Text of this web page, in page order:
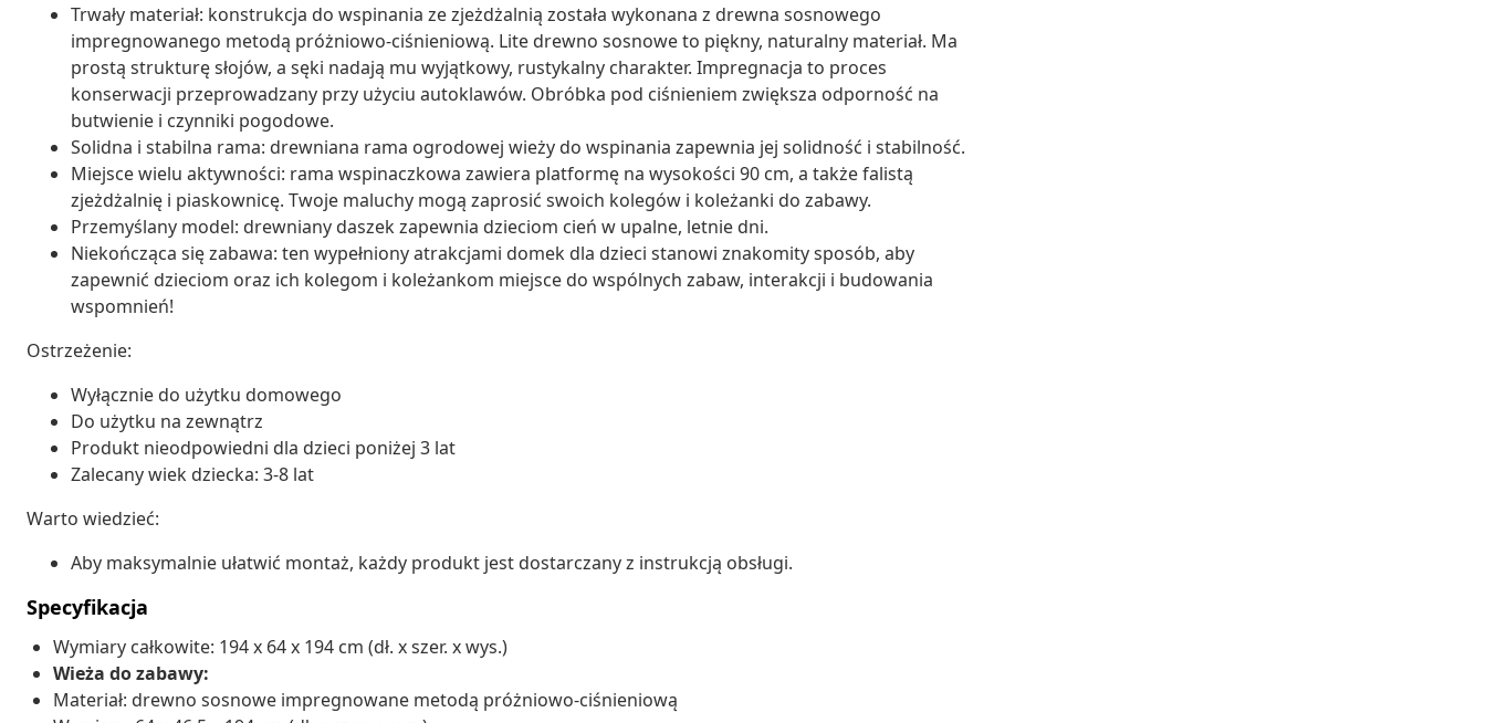
Trwały materiał: konstrukcja do wspinania ze zjeżdżalnią została wykonana z drewna sosnowego
impregnowanego metodą próżniowo-ciśnieniową. Lite drewno sosnowe to piękny, naturalny materiał. Ma
prostą strukturę słojów, a sęki nadają mu wyjątkowy, rustykalny charakter. Impregnacja to proces
konserwacji przeprowadzany przy użyciu autoklawów. Obróbka pod ciśnieniem zwiększa odporność na
butwienie i czynniki pogodowe.
Solidna i stabilna rama: drewniana rama ogrodowej wieży do wspinania zapewnia jej solidność i stabilność.
Miejsce wielu aktywności: rama wspinaczkowa zawiera platformę na wysokości 90 cm, a także falistą
zjeżdżalnię i piaskownicę. Twoje maluchy mogą zaprosić swoich kolegów i koleżanki do zabawy.
Przemyślany model: drewniany daszek zapewnia dzieciom cień w upalne, letnie dni.
Niekończąca się zabawa: ten wypełniony atrakcjami domek dla dzieci stanowi znakomity sposób, aby
zapewnić dzieciom oraz ich kolegom i koleżankom miejsce do wspólnych zabaw, interakcji i budowania
wspomnień!
Ostrzeżenie:
Wyłącznie do użytku domowego
Do użytku na zewnątrz
Produkt nieodpowiedni dla dzieci poniżej 3 lat
Zalecany wiek dziecka: 3-8 lat
Warto wiedzieć:
Aby maksymalnie ułatwić montaż, każdy produkt jest dostarczany z instrukcją obsługi.
Specyfikacja
Wymiary całkowite: 194 x 64 x 194 cm (dł. x szer. x wys.)
Wieża do zabawy:
Materiał: drewno sosnowe impregnowane metodą próżniowo-ciśnieniową